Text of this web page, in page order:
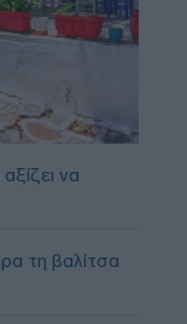
να
τη βαλίτσα